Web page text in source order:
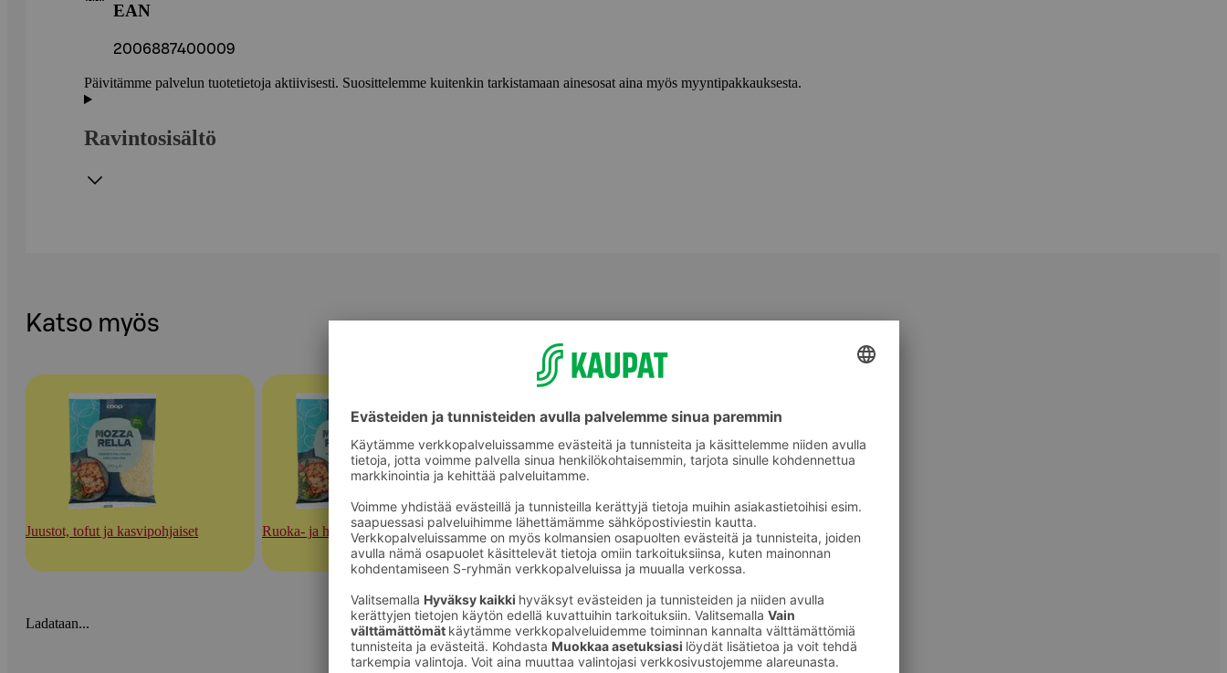
EAN
2006887400009
Päivitämme palvelun tuotetietoja aktiivisesti. Suosittelemme kuitenkin tarkistamaan ainesosat aina myös myyntipakkauksesta.
Ravintosisältö
Katso myös
Juustot, tofut ja kasvipohjaiset Ruoka- ja herkuttelujuustot Homejuustot
Ladataan...